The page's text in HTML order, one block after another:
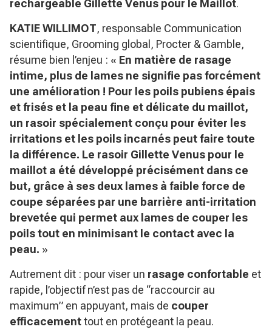
rechargeable Gillette Venus pour le Maillot.
KATIE WILLIMOT, responsable Communication
scientifique, Grooming global, Procter & Gamble,
résume bien l’enjeu : « En matière de rasage
intime, plus de lames ne signifie pas forcément
une amélioration ! Pour les poils pubiens épais
et frisés et la peau fine et délicate du maillot,
un rasoir spécialement conçu pour éviter les
irritations et les poils incarnés peut faire toute
la différence. Le rasoir Gillette Venus pour le
maillot a été développé précisément dans ce
but, grâce à ses deux lames à faible force de
coupe séparées par une barrière anti-irritation
brevetée qui permet aux lames de couper les
poils tout en minimisant le contact avec la
peau. »
Autrement dit : pour viser un rasage confortable et
rapide, l’objectif n’est pas de “raccourcir au
maximum” en appuyant, mais de couper
efficacementtout en protégeant la peau.